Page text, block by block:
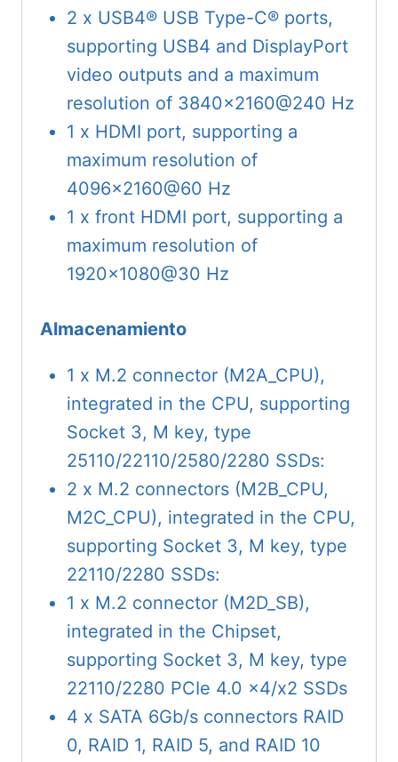
2 x USB4® USB Type-C® ports,
supporting USB4 and DisplayPort
video outputs and a maximum
resolution of 3840×2160@240 Hz
1 x HDMI port, supporting a
maximum resolution of
4096×2160@60 Hz
1 x front HDMI port, supporting a
maximum resolution of
1920×1080@30 Hz
Almacenamiento
1 x M.2 connector (M2A_CPU),
integrated in the CPU, supporting
Socket 3, M key, type
25110/22110/2580/2280 SSDs:
2 x M.2 connectors (M2B_CPU,
M2C_CPU), integrated in the CPU,
supporting Socket 3, M key, type
22110/2280 SSDs:
1 x M.2 connector (M2D_SB),
integrated in the Chipset,
supporting Socket 3, M key, type
22110/2280 PCIe 4.0 x4/x2 SSDs
4 x SATA 6Gb/s connectors RAID
0, RAID 1, RAID 5, and RAID 10